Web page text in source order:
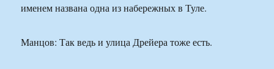
именем названа одна из набережных в Туле.
Манцов: Так ведь и улица Дрейера тоже есть.